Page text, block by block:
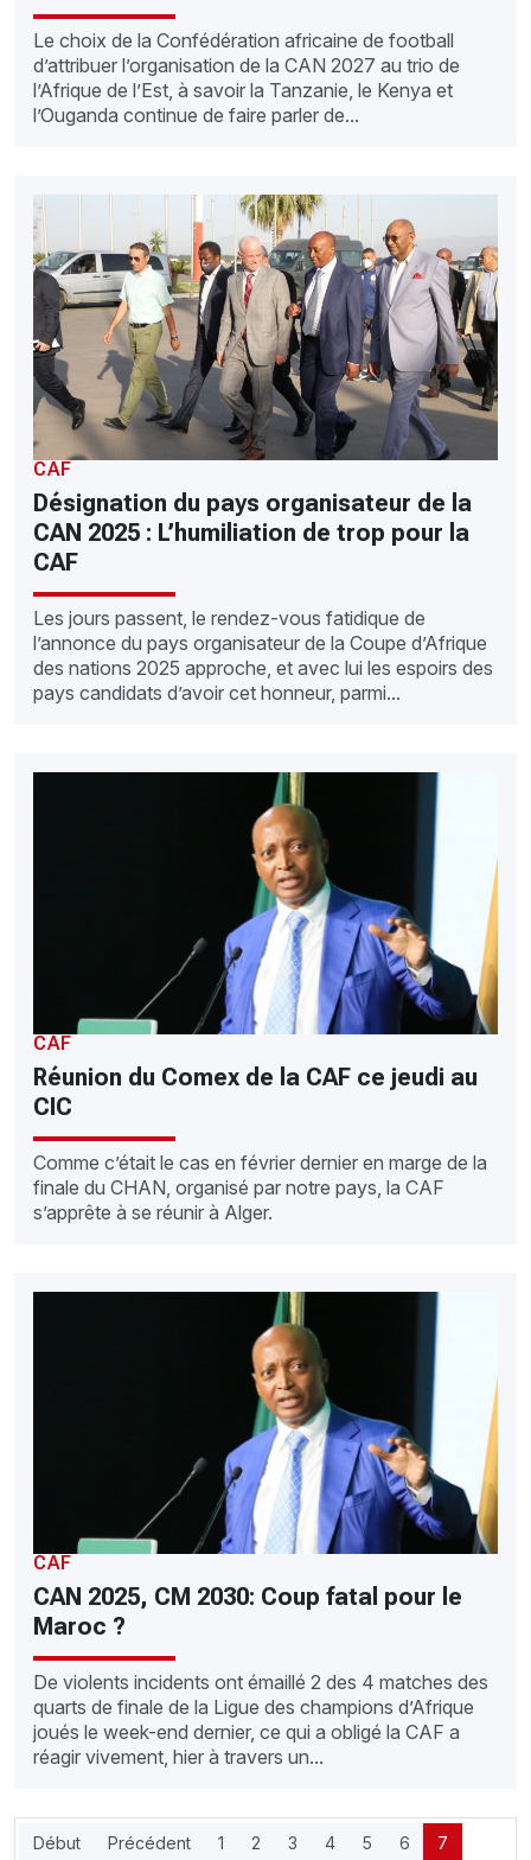
Le choix de la Confédération africaine de football
d’attribuer l’organisation de la CAN 2027 au trio de
l’Afrique de l’Est, à savoir la Tanzanie, le Kenya et
l’Ouganda continue de faire parler de...
CAF
Désignation du pays organisateur de la
CAN 2025 : L’humiliation de trop pour la
CAF
Les jours passent, le rendez-vous fatidique de
l’annonce du pays organisateur de la Coupe d’Afrique
des nations 2025 approche, et avec lui les espoirs des
pays candidats d’avoir cet honneur, parmi...
CAF
Réunion du Comex de la CAF ce jeudi au
CIC
Comme c’était le cas en février dernier en marge de la
finale du CHAN, organisé par notre pays, la CAF
s’apprête à se réunir à Alger.
CAF
CAN 2025, CM 2030: Coup fatal pour le
Maroc ?
De violents incidents ont émaillé 2 des 4 matches des
quarts de finale de la Ligue des champions d’Afrique
joués le week-end dernier, ce qui a obligé la CAF a
réagir vivement, hier à travers un...
Début Précédent 1 2 3 4 5 6 7